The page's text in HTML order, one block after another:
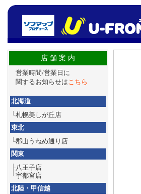
店 舗 案 内
営業時間/営業日に
関するお知らせはこちら
北海道
└札幌美しが丘店
東北
└郡山うねめ通り店
関東
├八王子店
└宇都宮店
北陸・甲信越